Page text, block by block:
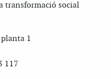
transformació social
planta 1
117